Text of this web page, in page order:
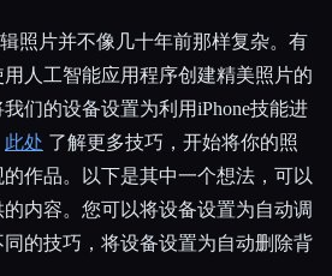
照片并不像几十年前那样复杂。有
人工智能应用程序创建精美照片的
们的设备设置为利用iPhone技能进
此处 了解更多技巧，开始将你的照
作品。以下是其中一个想法，可以
内容。您可以将设备设置为自动调
的技巧，将设备设置为自动删除背